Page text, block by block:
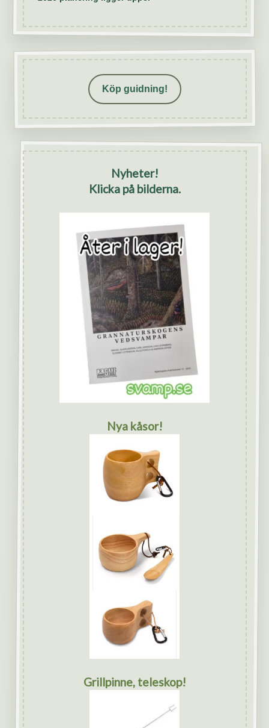
Köp guidning!
Nyheter!
Klicka på bilderna.
Nya kåsor!
Grillpinne, teleskop!